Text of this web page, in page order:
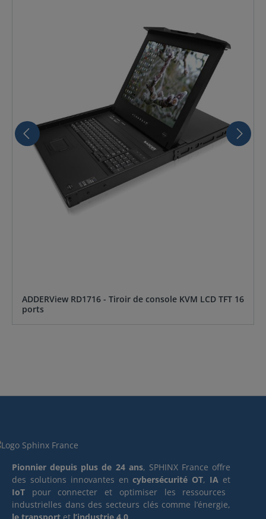
ADDERView RD1716 - Tiroir de console KVM LCD TFT 16
ports
Pionnier depuis plus de 24 ans, SPHINX France offre
des solutions innovantes encybersécurité OT, IA et
IoT pour connecter et optimiser les ressources
industrielles dans des secteurs clés comme l’énergie,